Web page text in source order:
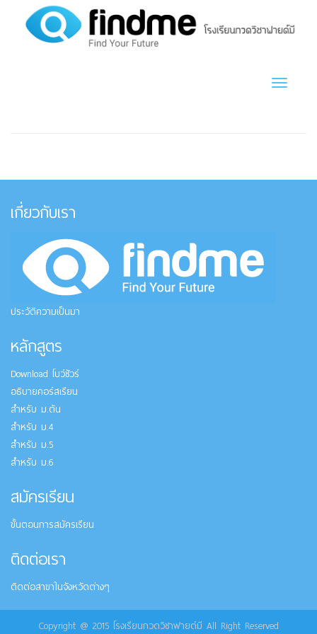
Toggle
เกี่ยวกับเรา
ประวัติความเป็นมา
หลักสูตร
Download โบว์ชัวร์
อธิบายคอร์สเรียน
สำหรับ ม.ต้น
สำหรับ ม.4
สำหรับ ม.5
สำหรับ ม.6
สมัครเรียน
ขั้นตอนการสมัครเรียน
ติดต่อเรา
ติดต่อสาขาในจังหวัดต่างๆ
Copyright @ 2015 โรงเรียนกวดวิชาฟายต์มี All Right Reserved